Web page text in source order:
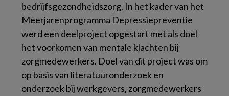
bedrijfsgezondheidszorg. In het kader van het
Meerjarenprogramma Depressiepreventie
werd een deelproject opgestart met als doel
het voorkomen van mentale klachten bij
zorgmedewerkers. Doel van dit project was om
op basis van literatuuronderzoek en
onderzoek bij werkgevers, zorgmedewerkers